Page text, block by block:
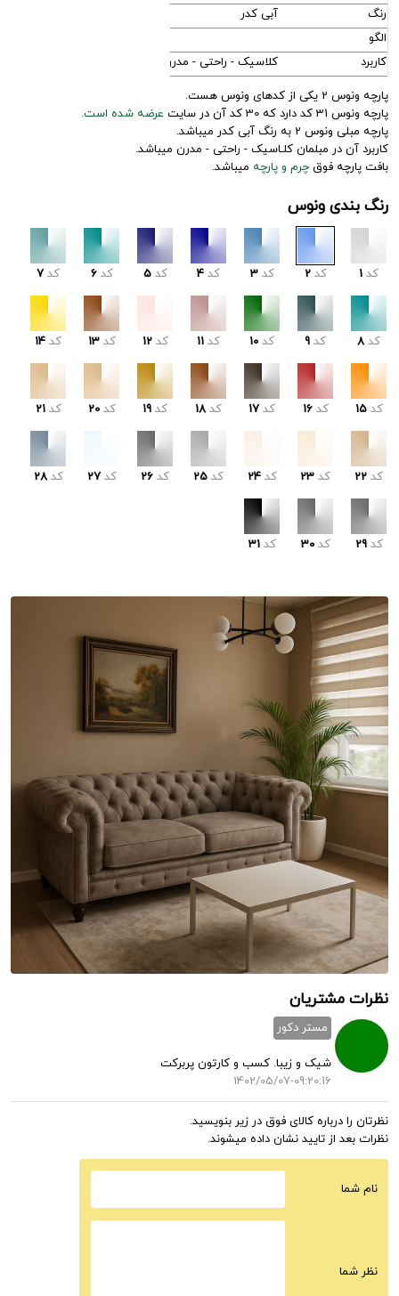
رنگ
آبی کدر
الگو
کاربرد
کلاسیک - راحتی - مدرن
پارچه ونوس 2 یکی از کدهای ونوس هست.
پارچه ونوس 31 کد دارد که 30 کد آن در سایت
عرضه شده است.
پارچه مبلی ونوس 2 به رنگ آبی کدر میباشد.
کاربرد آن در مبلمان کلـاسیک - راحتی - مدرن میباشد.
بافت پارچه فوق چرم و پارچه میباشد.
رنگ بندی ونوس
کد 1 کد 2 کد 3 کد 4 کد 5 کد 6 کد 7
کد 8 کد 9 کد 10 کد 11 کد 12 کد 13 کد 14
کد 15 کد 16 کد 17 کد 18 کد 19 کد 20 کد 21
کد 22 کد 23 کد 24 کد 25 کد 26 کد 27 کد 28
کد 29 کد 30 کد 31
نظرات مشتریان
مستر دکور
شیک و زیبا. کسب و کارتون پربرکت
1402/05/07-09:20:16
نظرتان را درباره کالای فوق در زیر بنویسید.
نظرات بعد از تایید نشان داده میشوند.
نام شما
نظر شما